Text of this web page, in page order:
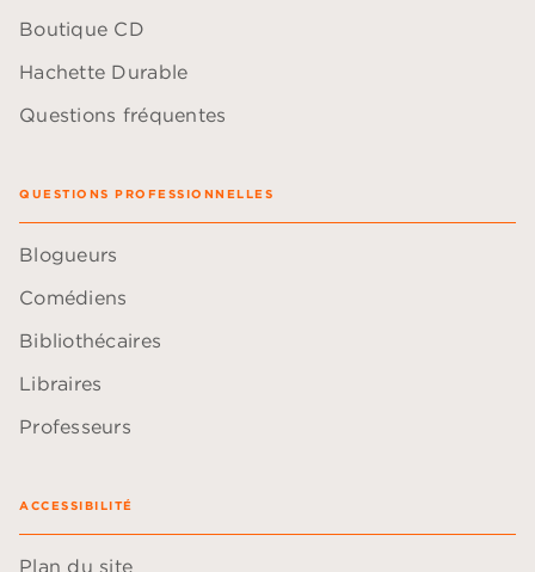
Boutique CD
Hachette Durable
Questions fréquentes
QUESTIONS PROFESSIONNELLES
Blogueurs
Comédiens
Bibliothécaires
Libraires
Professeurs
ACCESSIBILITÉ
Plan du site